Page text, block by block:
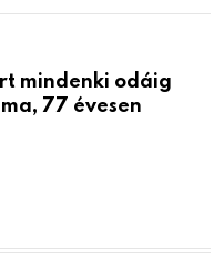
mindenki odáig
77 évesen